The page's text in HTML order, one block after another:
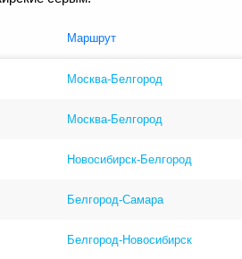
Маршрут
Москва-Белгород
Москва-Белгород
Новосибирск-Белгород
Белгород-Самара
Белгород-Новосибирск